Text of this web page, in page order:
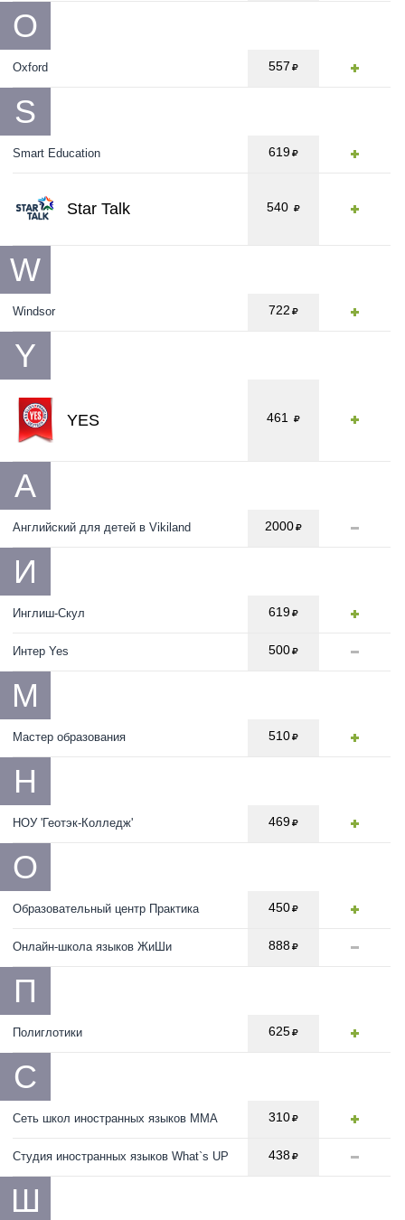
O
Oxford 557
S
Smart Education 619
Star Talk 540
W
Windsor 722
Y
YES 461
А
Английский для детей в Vikiland 2000
И
Инглиш-Скул 619
Интер Yes 500
М
Мастер образования 510
Н
НОУ 'Геотэк-Колледж' 469
О
Образовательный центр Практика 450
Онлайн-школа языков ЖиШи 888
П
Полиглотики 625
С
Сеть школ иностранных языков ММА 310
Студия иностранных языков What`s UP 438
Ш